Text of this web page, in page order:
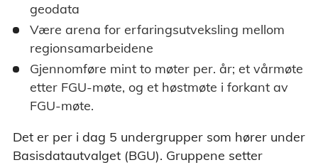
geodata
Være arena for erfaringsutveksling mellom
regionsamarbeidene
Gjennomføre mint to møter per. år; et vårmøte
etter FGU-møte, og et høstmøte i forkant av
FGU-møte.
Det er per i dag 5 undergrupper som hører under
Basisdatautvalget (BGU). Gruppene setter